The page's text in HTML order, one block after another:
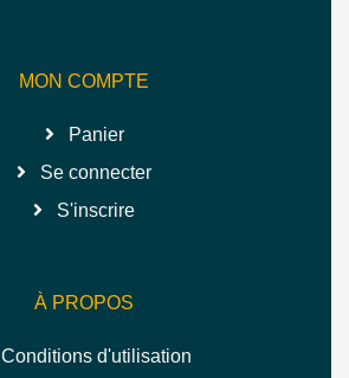
MON COMPTE
Panier
Se connecter
S'inscrire
À PROPOS
Conditions d'utilisation